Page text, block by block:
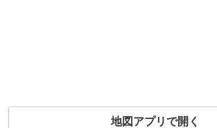
地図アプリで開く